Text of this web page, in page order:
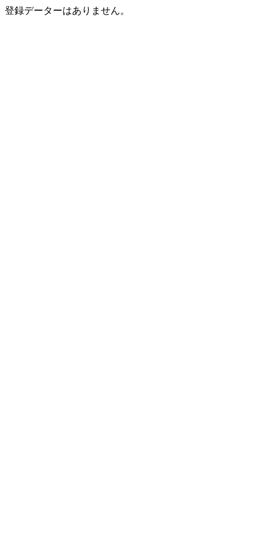
登録データーはありません。